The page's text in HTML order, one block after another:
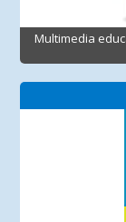
Multimedia